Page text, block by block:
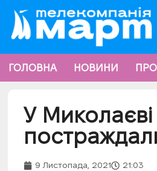
ГОЛОВНА НОВИНИ
У
9 Листопада, 2021 21:03